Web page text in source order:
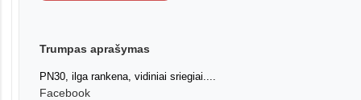
Trumpas aprašymas
PN30, ilga rankena, vidiniai sriegiai....
Facebook